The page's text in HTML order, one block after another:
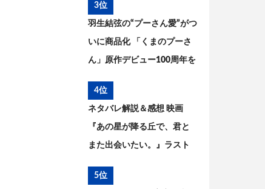
までを考察
3位
羽生結弦の“プーさん愛”がつ
いに商品化 「くまのプーさ
ん」原作デビュー100周年を
4位
ネタバレ解説＆感想 映画
『あの星が降る丘で、君と
また出会いたい。』ラスト
5位